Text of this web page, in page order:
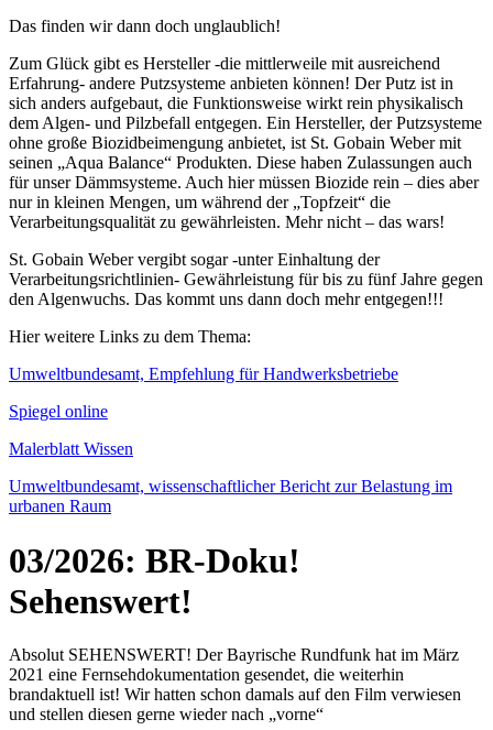
Das finden wir dann doch unglaublich!
Zum Glück gibt es Hersteller -die mittlerweile mit ausreichend
Erfahrung- andere Putzsysteme anbieten können! Der Putz ist in
sich anders aufgebaut, die Funktionsweise wirkt rein physikalisch
dem Algen- und Pilzbefall entgegen. Ein Hersteller, der Putzsysteme
ohne große Biozidbeimengung anbietet, ist St. Gobain Weber mit
seinen „Aqua Balance“ Produkten. Diese haben Zulassungen auch
für unser Dämmsysteme. Auch hier müssen Biozide rein – dies aber
nur in kleinen Mengen, um während der „Topfzeit“ die
Verarbeitungsqualität zu gewährleisten. Mehr nicht – das wars!
St. Gobain Weber vergibt sogar -unter Einhaltung der
Verarbeitungsrichtlinien- Gewährleistung für bis zu fünf Jahre gegen
den Algenwuchs. Das kommt uns dann doch mehr entgegen!!!
Hier weitere Links zu dem Thema:
Umweltbundesamt, Empfehlung für Handwerksbetriebe
Spiegel online
Malerblatt Wissen
Umweltbundesamt, wissenschaftlicher Bericht zur Belastung im
urbanen Raum
03/2026: BR-Doku!
Sehenswert!
Absolut SEHENSWERT! Der Bayrische Rundfunk hat im März
2021 eine Fernsehdokumentation gesendet, die weiterhin
brandaktuell ist! Wir hatten schon damals auf den Film verwiesen
und stellen diesen gerne wieder nach „vorne“